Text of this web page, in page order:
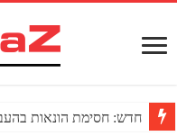
חדש: חסימת הונאות